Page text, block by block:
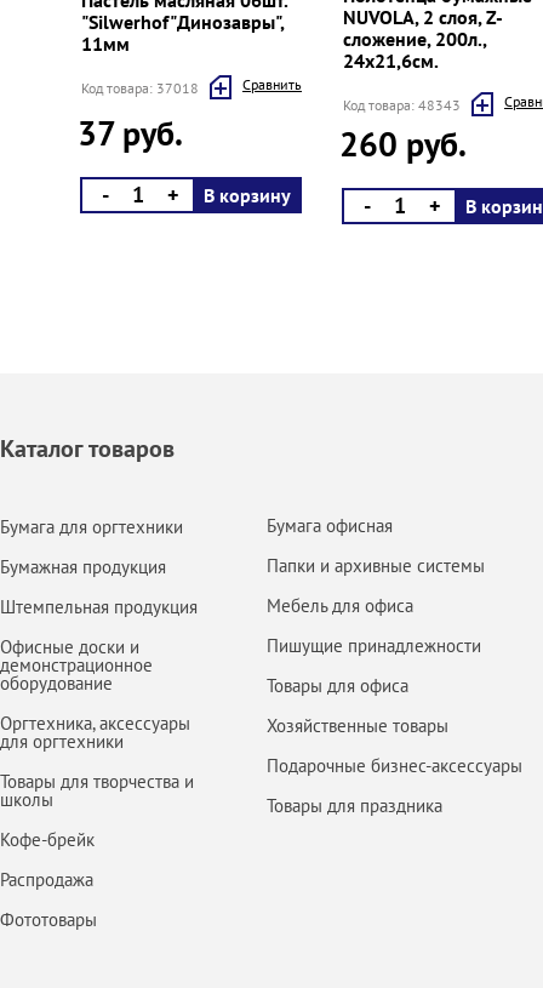
"Silwerhof"Динозавры",
11мм
Код товара: 37018 Cравнить
37 руб.
- + В корзину
NUVOLA, 2 слоя, Z-
сложение, 200л.,
24х21,6см.
Код товара: 48343
260 руб.
- + В
Каталог товаров
Бумага для оргтехники
Бумажная продукция
Штемпельная продукция
Офисные доски и
демонстрационное
оборудование
Оргтехника, аксессуары
для оргтехники
Товары для творчества и
школы
Кофе-брейк
Распродажа
Фототовары
Бумага офисная
Папки и архивные системы
Мебель для офиса
Пишущие принадлежности
Товары для офиса
Хозяйственные товары
Подарочные бизнес-аксессуары
Товары для праздника